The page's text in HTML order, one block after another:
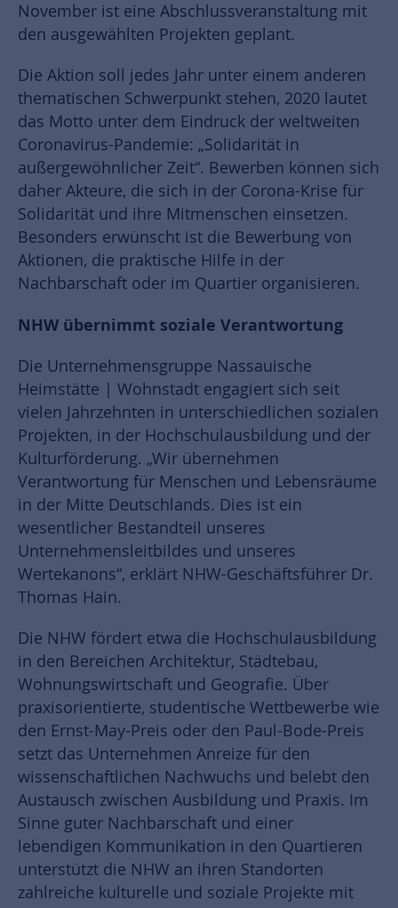
November ist eine Abschlussveranstaltung mit
den ausgewählten Projekten geplant.
Die Aktion soll jedes Jahr unter einem anderen
thematischen Schwerpunkt stehen, 2020 lautet
das Motto unter dem Eindruck der weltweiten
Coronavirus-Pandemie: „Solidarität in
außergewöhnlicher Zeit“. Bewerben können sich
daher Akteure, die sich in der Corona-Krise für
Solidarität und ihre Mitmenschen einsetzen.
Besonders erwünscht ist die Bewerbung von
Aktionen, die praktische Hilfe in der
Nachbarschaft oder im Quartier organisieren.
NHW übernimmt soziale Verantwortung
Die Unternehmensgruppe Nassauische
Heimstätte | Wohnstadt engagiert sich seit
vielen Jahrzehnten in unterschiedlichen sozialen
Projekten, in der Hochschulausbildung und der
Kulturförderung. „Wir übernehmen
Verantwortung für Menschen und Lebensräume
in der Mitte Deutschlands. Dies ist ein
wesentlicher Bestandteil unseres
Unternehmensleitbildes und unseres
Wertekanons“, erklärt NHW-Geschäftsführer Dr.
Thomas Hain.
Die NHW fördert etwa die Hochschulausbildung
in den Bereichen Architektur, Städtebau,
Wohnungswirtschaft und Geografie. Über
praxisorientierte, studentische Wettbewerbe wie
den Ernst-May-Preis oder den Paul-Bode-Preis
setzt das Unternehmen Anreize für den
wissenschaftlichen Nachwuchs und belebt den
Austausch zwischen Ausbildung und Praxis. Im
Sinne guter Nachbarschaft und einer
lebendigen Kommunikation in den Quartieren
unterstützt die NHW an ihren Standorten
zahlreiche kulturelle und soziale Projekte mit